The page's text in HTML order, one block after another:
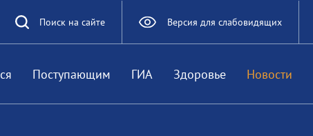
Поиск на сайте Версия для слабовидящих
Поступающим ГИА Здоровье Новости